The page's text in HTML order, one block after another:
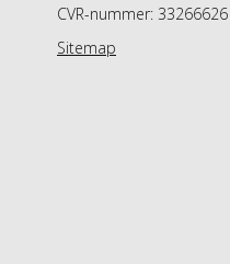
CVR-nummer: 33266626
Sitemap